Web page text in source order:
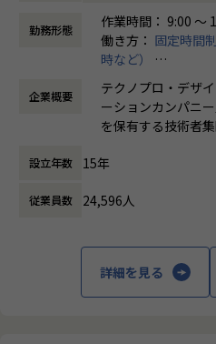
め
会社についての詳細
当社は、約8,500名のエンジニア
ィングを融合し、課題解決から価
する総合技術ソリューションカン
ど幅広い業界において、多様なプ
す。
を実現しています。
【業務の変更の範囲】
勤務形態
作業時間： 9:00 ～
働き方： 固定時間
時など）
時間外労働の有無
休憩時間： 60分
企業概要
テクノプロ・デザ
ーションカンパニ
を保有する技術者
に渡ります。いわゆ
働く場所に関わら
用いた研究開発など
設立年数 15年
従業員数 24,596人
詳細を見る